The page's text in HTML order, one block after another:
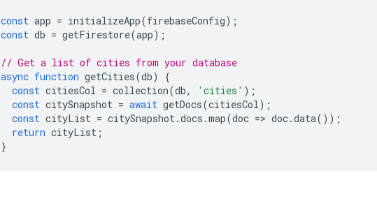
const app = initializeApp(firebaseConfig);
const db = getFirestore(app);
// Get a list of cities from your database
async function getCities(db)
{
const citiesCol = collection(db, 'cities' );
const citySnapshot = await getDocs(citiesCol);
const cityList = citySnapshot.docs .map(doc => doc.data());
return cityList ;
}